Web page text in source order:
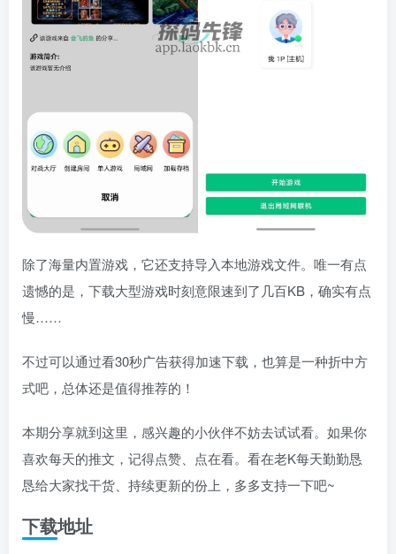
除了海量内置游戏，它还支持导入本地游戏文件。唯一有点
遗憾的是，下载大型游戏时刻意限速到了几百KB，确实有点
慢……
不过可以通过看30秒广告获得加速下载，也算是一种折中方
式吧，总体还是值得推荐的！
本期分享就到这里，感兴趣的小伙伴不妨去试试看。如果你
喜欢每天的推文，记得点赞、点在看。看在老K每天勤勤恳
恳给大家找干货、持续更新的份上，多多支持一下吧~
下载地址